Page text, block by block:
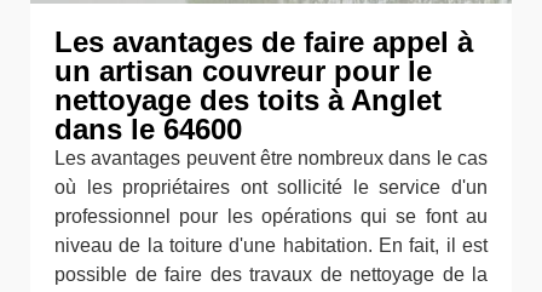
Les avantages de faire appel à
un artisan couvreur pour le
nettoyage des toits à Anglet
dans le 64600
Les avantages peuvent être nombreux dans le cas
où les propriétaires ont sollicité le service d'un
professionnel pour les opérations qui se font au
niveau de la toiture d'une habitation. En fait, il est
possible de faire des travaux de nettoyage de la